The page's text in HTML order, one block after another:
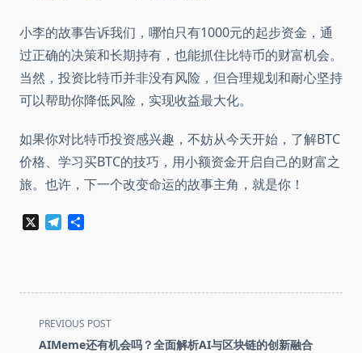
小李的故事告诉我们，哪怕只有1000元的起步资金，通
过正确的决策和长期持有，也能抓住比特币的财富机会。
当然，投资比特币并非没有风险，但合理规划和耐心坚持
可以帮助你降低风险，实现收益最大化。
如果你对比特币投资感兴趣，不妨从今天开始，了解BTC
价格、学习买BTC的技巧，用小额资金开启自己的财富之
旅。也许，下一个改变命运的故事主角，就是你！
Telegram
<span
class="nav-
PREVIOUS POST
AIMeme还有机会吗？全面解析AI与区块链的创新融合